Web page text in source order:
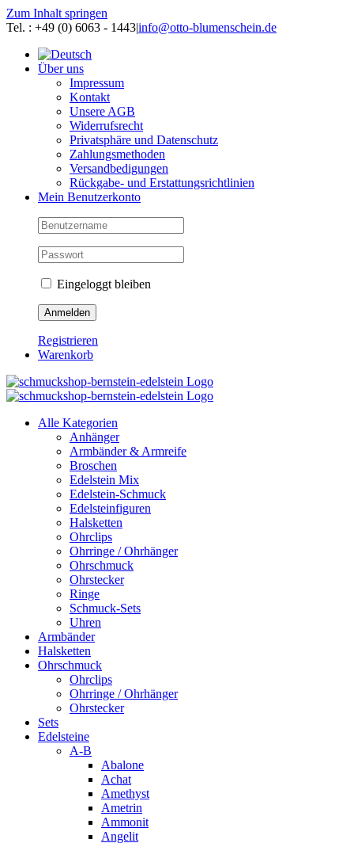
Zum Inhalt springen
Tel. : +49 (0) 6063 - 1443|info@otto-blumenschein.de
Über uns
Impressum
Kontakt
Unsere AGB
Widerrufsrecht
Privatsphäre und Datenschutz
Zahlungsmethoden
Versandbedigungen
Rückgabe- und Erstattungsrichtlinien
Mein Benutzerkonto
Eingeloggt bleiben
Registrieren
Warenkorb
Alle Kategorien
Anhänger
Armbänder & Armreife
Broschen
Edelstein Mix
Edelstein-Schmuck
Edelsteinfiguren
Halsketten
Ohrclips
Ohrringe / Ohrhänger
Ohrschmuck
Ohrstecker
Ringe
Schmuck-Sets
Uhren
Armbänder
Halsketten
Ohrschmuck
Ohrclips
Ohrringe / Ohrhänger
Ohrstecker
Sets
Edelsteine
A-B
Abalone
Achat
Amethyst
Ametrin
Ammonit
Angelit